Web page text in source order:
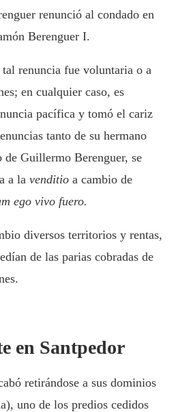
renunció al condado en
Berenguer I.
renuncia fue voluntaria o a
en cualquier caso, es
pacífica y tomó el cariz
tanto de su hermano
de Guillermo Berenguer, se
a la venditio a cambio de
ego vivo fuero.
diversos territorios y rentas,
de las parias cobradas de
en Santpedor
retirándose a sus dominios
uno de los predios cedidos